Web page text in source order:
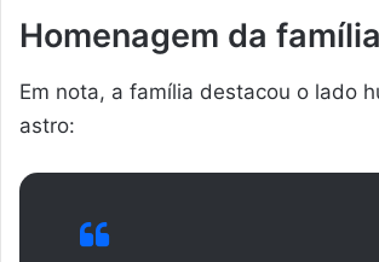
Homenagem da família
Em nota, a família destacou o lado
astro: